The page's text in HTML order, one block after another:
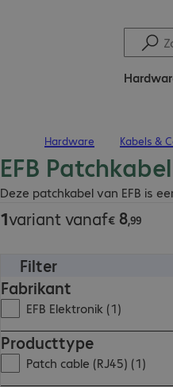
Hardware Kabels &
EFB
Deze patchkabel van EFB is
1variant vanaf€ 8,99
€ 8,99
Filter
Fabrikant
EFB Elektronik (1)
Producttype
Patch cable (RJ45) (1)